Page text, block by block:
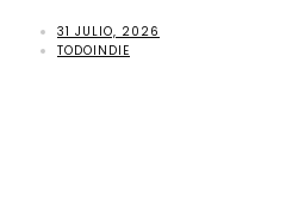
31 JULIO, 2026
TODOINDIE